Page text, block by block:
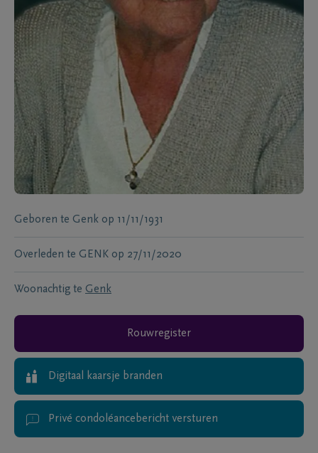
Geboren te Genk op 11/11/1931
Overleden te GENK op 27/11/2020
Woonachtig te Genk
Rouwregister
Digitaal kaarsje branden
Privé condoléancebericht versturen